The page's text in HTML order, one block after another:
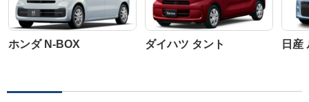
ホンダ N-BOX ダイハツ タント 日産